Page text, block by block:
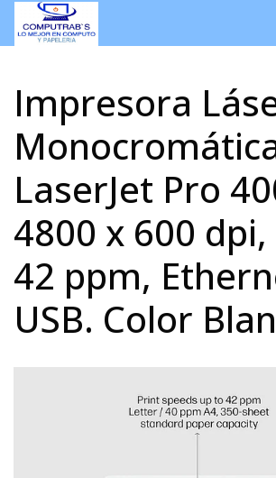
Impresora
LaserJet Pro
4800 x 600
42 ppm,
USB. Color